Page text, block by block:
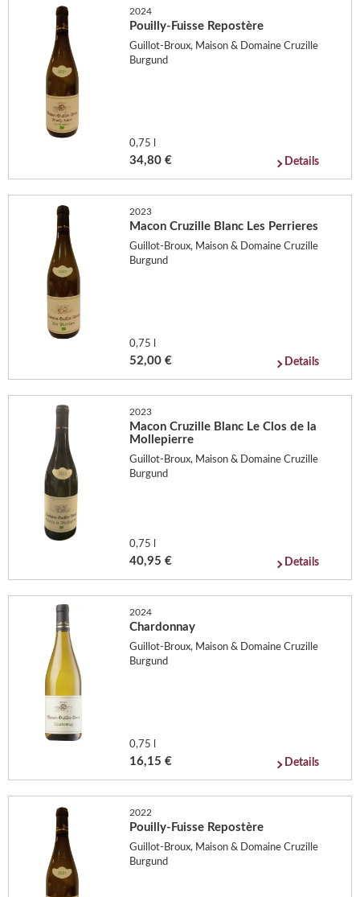
2024
Pouilly-Fuisse Repostère
Guillot-Broux, Maison & Domaine Cruzille
Burgund
0,75 l
34,80 € Details
2023
Macon Cruzille Blanc Les Perrieres
Guillot-Broux, Maison & Domaine Cruzille
Burgund
0,75 l
52,00 € Details
2023
Macon Cruzille Blanc Le Clos de la
Mollepierre
Guillot-Broux, Maison & Domaine Cruzille
Burgund
0,75 l
40,95 € Details
2024
Chardonnay
Guillot-Broux, Maison & Domaine Cruzille
Burgund
0,75 l
16,15 € Details
2022
Pouilly-Fuisse Repostère
Guillot-Broux, Maison & Domaine Cruzille
Burgund